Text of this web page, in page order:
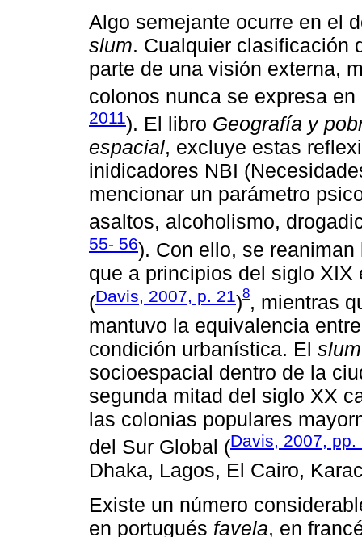
Algo semejante ocurre en el
slum. Cualquier clasificación
parte de una visión externa,
colonos nunca se expresa
2011). El libro Geografía y
espacial, excluye estas
inidicadores NBI
mencionar un parámetro
asaltos, alcoholismo,
55- 56). Con ello, se
que a principios del siglo XIX
(Davis, 2007, p. 21)8, mientras
mantuvo la equivalencia
condición urbanística. El slum
socioespacial dentro de la
segunda mitad del siglo XX
las colonias populares
del Sur Global (Davis, 2007, pp.
Dhaka, Lagos, El Cairo,
Existe un número
en portugués favela, en